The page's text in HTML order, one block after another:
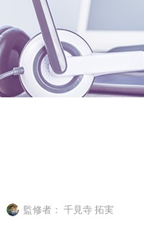
監修者： 千見寺 拓実